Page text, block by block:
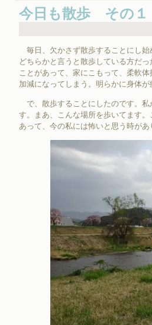
今日も散歩 その１
毎日、欠かさず散歩することにし始
どちらかと言うと散歩している方だ
ことがあって、家にこもって、柔軟
加減になってしまう。明らかに身体
で、散歩することにしたのです。私
す。まあ、こんな場所を歩いてます
あって、今の私には怖いと思う時が